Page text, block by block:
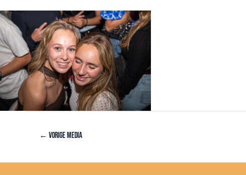
← Vorige Media